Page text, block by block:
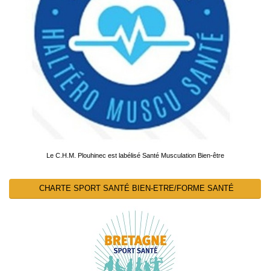
Le C.H.M. Plouhinec est labélisé Santé Musculation Bien-être
CHARTE SPORT SANTÉ BIEN-ETRE/FORME SANTÉ